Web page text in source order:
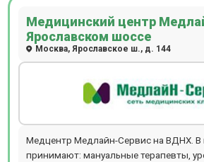
Медицинский центр
Ярославском шоссе
Москва, Ярославское ш., д. 144
Медцентр Медлайн-Сервис на ВДНХ. В
принимают: мануальные терапевты,